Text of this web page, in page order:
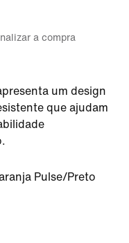
a compra
um design
que ajudam
Pulse/Preto